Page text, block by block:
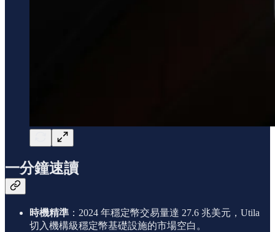
一分鐘速讀
時機精準 ：2024 年穩定幣交易量達 27.6 兆美元，Utila
切入機構級穩定幣基礎設施的市場空白。